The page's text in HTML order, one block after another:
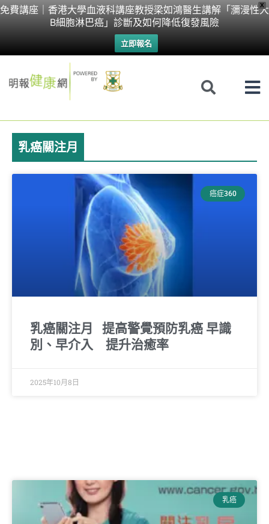
X
免費講座｜香港大學血液科講座教授梁如鴻醫生講解「瀰漫性大
B細胞淋巴癌」診斷及如何降低復發風險
立即報名
Skip
乳癌關注月
癌症360
乳癌關注月 提高警覺預防乳癌 早識
別、早介入 提升治癒率
2025年10月8日
乳癌